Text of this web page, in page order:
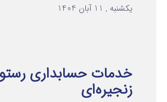
یکشنبه , 11 آبان 1404
خدمات حسابداری
زنجیره‌ای